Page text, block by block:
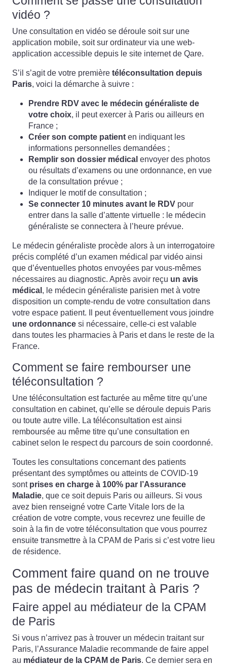
vidéo ?
Une consultation en vidéo se déroule soit sur une
application mobile, soit sur ordinateur via une web-
application accessible depuis le site internet de Qare.
S’il s’agit de votre première téléconsultation depuis
Paris, voici la démarche à suivre :
Prendre RDV avec le médecin généraliste de
votre choix, il peut exercer à Paris ou ailleurs en
France ;
Créer son compte patient en indiquant les
informations personnelles demandées ;
Remplir son dossier médical envoyer des photos
ou résultats d’examens ou une ordonnance, en vue
de la consultation prévue ;
Indiquer le motif de consultation ;
Se connecter 10 minutes avant le RDV pour
entrer dans la salle d’attente virtuelle : le médecin
généraliste se connectera à l’heure prévue.
Le médecin généraliste procède alors à un interrogatoire
précis complété d’un examen médical par vidéo ainsi
que d’éventuelles photos envoyées par vous-mêmes
nécessaires au diagnostic. Après avoir reçu un avis
médical , le médecin généraliste parisien met à votre
disposition un compte-rendu de votre consultation dans
votre espace patient. Il peut éventuellement vous joindre
une ordonnance si nécessaire, celle-ci est valable
dans toutes les pharmacies à Paris et dans le reste de la
France.
Comment se faire rembourser une
téléconsultation ?
Une téléconsultation est facturée au même titre qu’une
consultation en cabinet, qu’elle se déroule depuis Paris
ou toute autre ville. La téléconsultation est ainsi
remboursée au même titre qu’une consultation en
cabinet selon le respect du parcours de soin coordonné.
Toutes les consultations concernant des patients
présentant des symptômes ou atteints de COVID-19
sont prises en charge à 100% par l’Assurance
Maladie, que ce soit depuis Paris ou ailleurs. Si vous
avez bien renseigné votre Carte Vitale lors de la
création de votre compte, vous recevrez une feuille de
soin à la fin de votre téléconsultation que vous pourrez
ensuite transmettre à la CPAM de Paris si c’est votre lieu
de résidence.
Comment faire quand on ne trouve
pas de médecin traitant à Paris ?
Faire appel au médiateur de la CPAM
de Paris
Si vous n’arrivez pas à trouver un médecin traitant sur
Paris, l’Assurance Maladie recommande de faire appel
au médiateur de la CPAM de Paris. Ce dernier sera en